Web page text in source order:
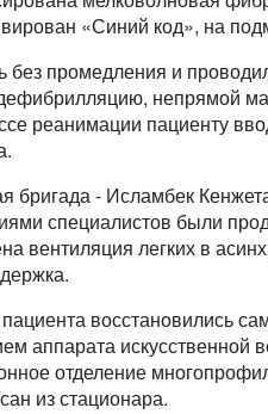
«Синий код», на
промедления и
непрямой
реанимации пациенту
бригада - Исламбек
специалистов были
вентиляция легких в
восстановились
аппарата искусственной
отделение
из стационара.